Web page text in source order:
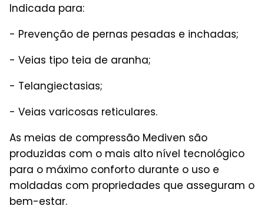
Indicada para:
- Prevenção de pernas pesadas e inchadas;
- Veias tipo teia de aranha;
- Telangiectasias;
- Veias varicosas reticulares.
As meias de compressão Mediven são
produzidas com o mais alto nível tecnológico
para o máximo conforto durante o uso e
moldadas com propriedades que asseguram o
bem-estar.